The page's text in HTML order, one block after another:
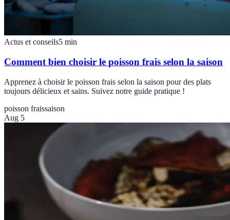
Actus et conseils5 min
Comment bien choisir le poisson frais selon la saison
Apprenez à choisir le poisson frais selon la saison pour des plats
toujours délicieux et sains. Suivez notre guide pratique !
poisson fraissaison
Aug 5